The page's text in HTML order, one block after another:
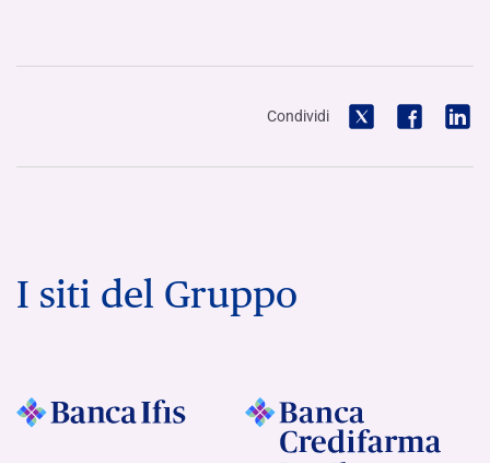
Condividi
I siti del Gruppo